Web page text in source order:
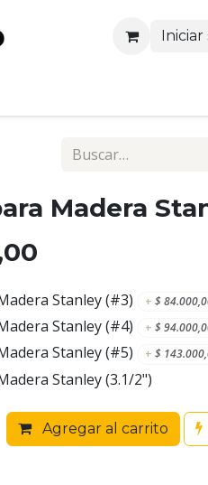
Iniciar
Madera
Stanley (#3) + $
Stanley (#4) + $
Stanley (#5) + $
Stanley (3.1/2")
Agregar al carrito